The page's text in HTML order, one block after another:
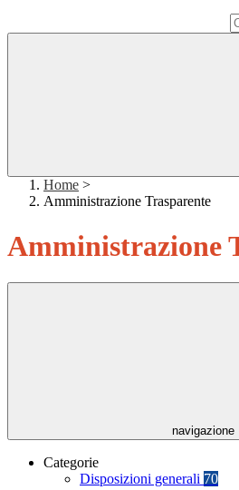
Home >
Amministrazione Trasparente
Amministrazione
navigazione
Categorie
Disposizioni generali 70